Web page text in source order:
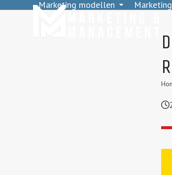
Marketing modellen Marketing